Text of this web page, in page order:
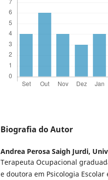
Biografia do Autor
Andrea Perosa Saigh Jurdi,
Terapeuta Ocupacional
e doutora em Psicologia